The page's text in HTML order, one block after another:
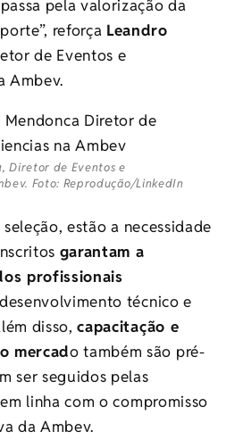
pela valorização da
reforça Leandro
de Eventos e
Ambev.
, Diretor de Eventos e
Foto: Reprodução/LinkedIn
estão a necessidade
garantam a
profissionais
técnico e
disso,capacitação e
mercado também são pré-
ser seguidos pelas
linha com o compromisso
da Ambev.